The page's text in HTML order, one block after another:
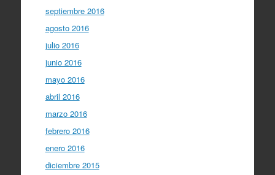
septiembre 2016
agosto 2016
julio 2016
junio 2016
mayo 2016
abril 2016
marzo 2016
febrero 2016
enero 2016
diciembre 2015